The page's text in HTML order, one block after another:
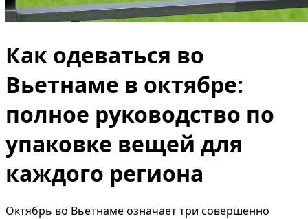
Как одеваться во
Вьетнаме в октябре:
полное руководство по
упаковке вещей для
каждого региона
Октябрь во Вьетнаме означает три совершенно